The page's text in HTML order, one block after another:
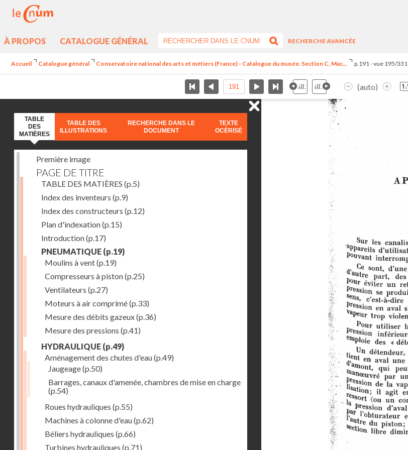
À PROPOS CATALOGUE GÉNÉRAL
RECHERCHE AVANCÉE
Accueil Catalogue général Conservatoire national des arts et métiers (France) - Catalogue du musée. Section C, Mac... p.191 - vue 195/331
(auto)
TABLE
DES
MATIÈRES
TABLE DES
ILLUSTRATIONS
RECHERCHE DANS LE
DOCUMENT
TEXTE
OCÉRISÉ
Première image
PAGE DE TITRE
TABLE DES MATIÈRES (p.5)
Index des inventeurs (p.9)
Index des constructeurs (p.12)
Plan d'indexation(p.15)
Introduction(p.17)
PNEUMATIQUE (p.19)
Moulins à vent(p.19)
Compresseurs à piston(p.25)
Ventilateurs (p.27)
Moteurs à air comprimé(p.33)
Mesure des débits gazeux(p.36)
Mesure des pressions (p.41)
HYDRAULIQUE (p.49)
Aménagement des chutes d'eau(p.49)
Jaugeage(p.50)
Barrages, canaux d'amenée, chambres de mise en charge
(p.54)
Roues hydrauliques (p.55)
Machines à colonne d'eau(p.62)
Béliers hydrauliques (p.66)
Turbines hydrauliques (p.71)